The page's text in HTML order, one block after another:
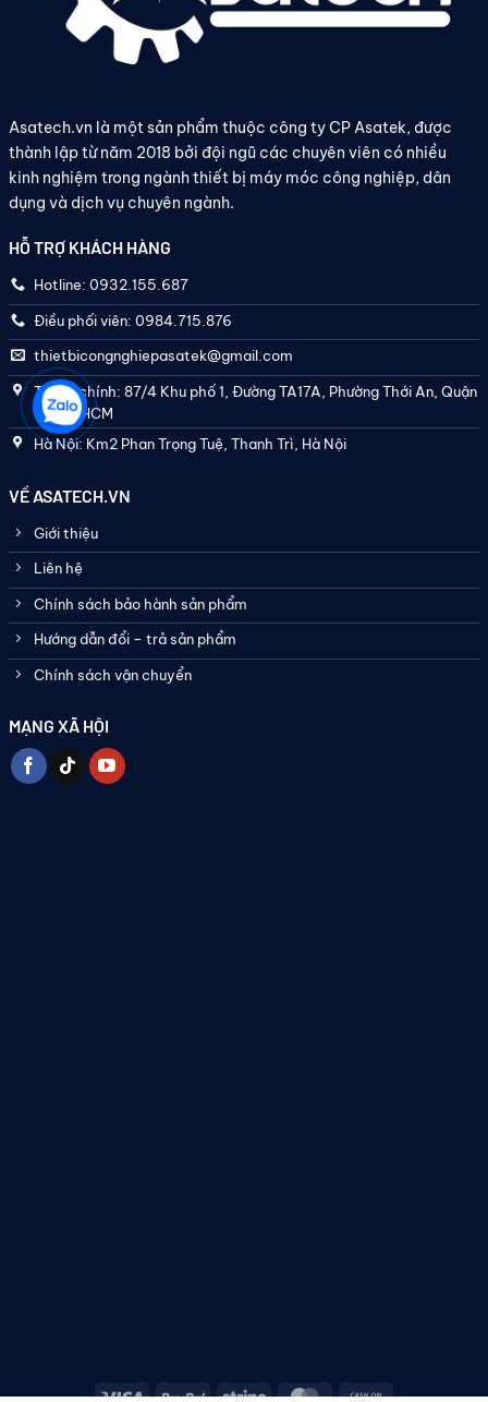
Asatech.vn là một sản phẩm thuộc công ty CP Asatek, được
thành lập từ năm 2018 bởi đội ngũ các chuyên viên có nhiều
kinh nghiệm trong ngành thiết bị máy móc công nghiệp, dân
dụng và dịch vụ chuyên ngành.
HỖ TRỢ KHÁCH HÀNG
Hotline: 0932.155.687
Điều phối viên: 0984.715.876
thietbicongnghiepasatek@gmail.com
Trụ sở chính: 87/4 Khu phố 1, Đường TA17A, Phường Thới An, Quận
12, TP. HCM
Hà Nội: Km2 Phan Trọng Tuệ, Thanh Trì, Hà Nội
VỀ ASATECH.VN
Giới thiệu
Liên hệ
Chính sách bảo hành sản phẩm
Hướng dẫn đổi – trả sản phẩm
Chính sách vận chuyển
MẠNG XÃ HỘI